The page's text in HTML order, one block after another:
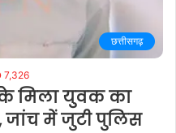
छत्तीसगढ़
7,326
मिला युवक का
में जुटी पुलिस